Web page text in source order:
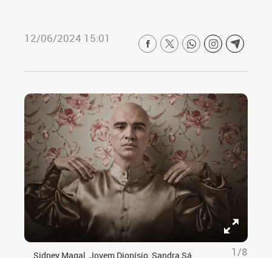
12/06/2024 15:01
Sidney Magal, Jovem Dionísio, Sandra Sá
1/8